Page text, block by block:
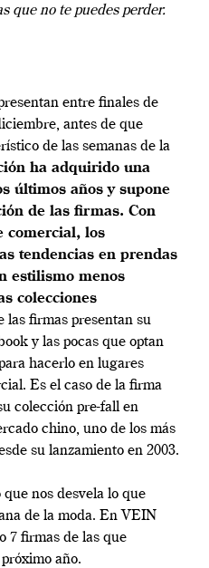
que no te puedes perder.
entre finales de
antes de que
de las semanas de la
ha adquirido una
últimos años y supone
de las firmas. Con
comercial, los
tendencias en prendas
estilismo menos
colecciones
las firmas presentan su
y las pocas que optan
hacerlo en lugares
Es el caso de la firma
colección pre-fall en
chino, uno de los más
su lanzamiento en 2003.
nos desvela lo que
de la moda. En VEIN
7 firmas de las que
año.